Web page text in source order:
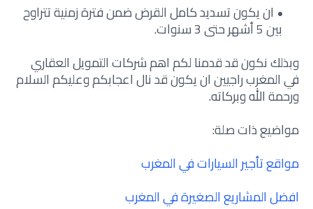
ان يكون تسديد كامل القرض ضمن فترة زمنية تتراوح
بين 5 أشهر حتى 3 سنوات.
وبذلك نكون قد قدمنا لكم اهم شركات التمويل العقاري
في المغرب راجيين ان يكون قد نال اعجابكم وعليكم السلام
ورحمة الله وبركاته.
مواضيع ذات صلة:
مواقع تأجير السيارات في المغرب
افضل المشاريع الصغيرة في المغرب